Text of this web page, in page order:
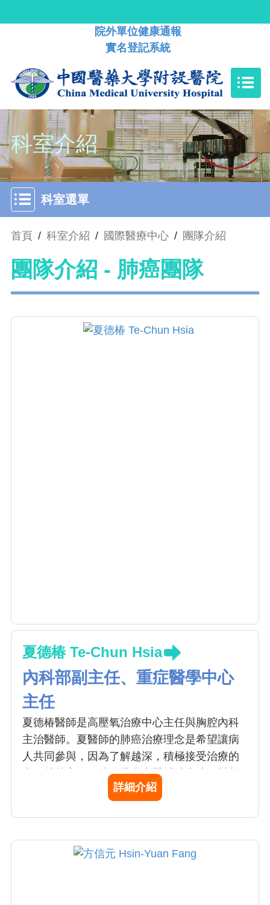
院外單位健康通報
實名登記系統
科室介紹
科室選單
首頁 / 科室介紹 / 國際醫療中心 / 團隊介紹
團隊介紹 - 肺癌團隊
夏德椿 Te-Chun Hsia
內科部副主任、重症醫學中心
主任
夏德椿醫師是高壓氧治療中心主任與胸腔內科
主治醫師。夏醫師的肺癌治療理念是希望讓病
人共同參與，因為了解越深，積極接受治療的
意願就越高；同時，藉由中醫輔助療法及營養
補充，以減輕病人因治療而產生的副作用、提
氣體栓塞等均能入艙治療急救，為有特色之重
症照護單位。
詳細介紹